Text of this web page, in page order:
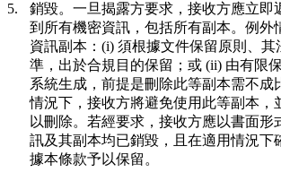
5. 銷毀。 一旦揭露方要求，接收方應立即
到所有機密資訊，包括所有副本。例外
資訊副本：(i) 須根據文件保留原則、
準，出於合規目的保留；或 (ii) 由有限
系統生成，前提是刪除此等副本需不成
情況下，接收方將避免使用此等副本，
以刪除。若經要求，接收方應以書面形
訊及其副本均已銷毀，且在適用情況下
據本條款予以保留。